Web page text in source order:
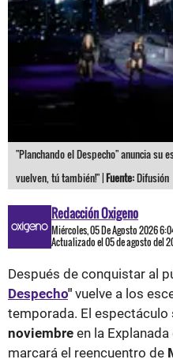
"Planchando el Despecho" anuncia su
vuelven, tú también!" |Fuente:Difusión
Redacción Oxigeno
Miércoles, 05 De Agosto 2026
Actualizado el 05 de agosto del
Después de conquistar al
Despecho" vuelve a los
temporada. El espectáculo
noviembre en la
marcará el reencuentro de